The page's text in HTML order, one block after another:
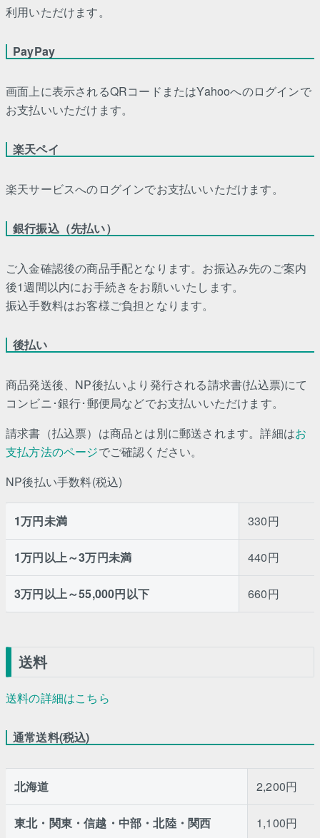
利用いただけます。
PayPay
画面上に表示されるQRコードまたはYahooへのログインで
お支払いいただけます。
楽天ペイ
楽天サービスへのログインでお支払いいただけます。
銀行振込（先払い）
ご入金確認後の商品手配となります。お振込み先のご案内
後1週間以内にお手続きをお願いいたします。
振込手数料はお客様ご負担となります。
後払い
商品発送後、NP後払いより発行される請求書(払込票)にて
コンビニ･銀行･郵便局などでお支払いいただけます。
請求書（払込票）は商品とは別に郵送されます。詳細はお
支払方法のページでご確認ください。
NP後払い手数料(税込)
1万円未満 330円
1万円以上～3万円未満 440円
3万円以上～55,000円以下 660円
送料
送料の詳細はこちら
通常送料(税込)
北海道 2,200円
東北・関東・信越・中部・北陸・関西 1,100円